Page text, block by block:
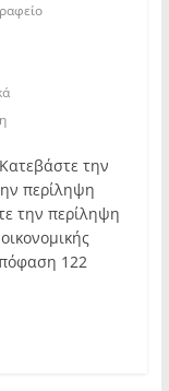
την
περίληψη
την περίληψη
122